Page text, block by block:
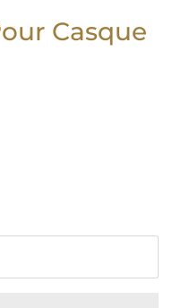
Casque